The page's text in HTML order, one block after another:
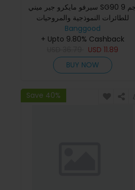
سيرفو مايكرو جير ميني SG90 9 جم
للطائرات النموذجية والمروحيات
Banggood
+ Upto 9.80% Cashback
USD 11.89
BUY NOW
Save 40%